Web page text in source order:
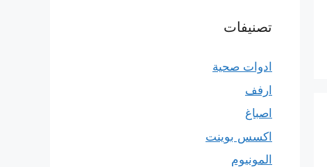
تصنيفات
ادوات صحية
ارفف
اصباغ
اكسس بوينت
المونيوم